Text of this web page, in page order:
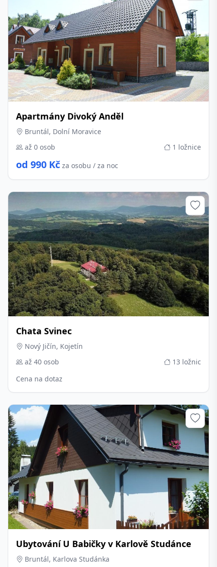
Apartmány Divoký Anděl
Bruntál, Dolní Moravice
až 0 osob
1 ložnice
od 990 Kč za osobu / za noc
Chata Svinec
Nový Jičín, Kojetín
až 40 osob
13 ložnic
Cena na dotaz
Ubytování U Babičky v Karlově Studánce
Bruntál, Karlova Studánka